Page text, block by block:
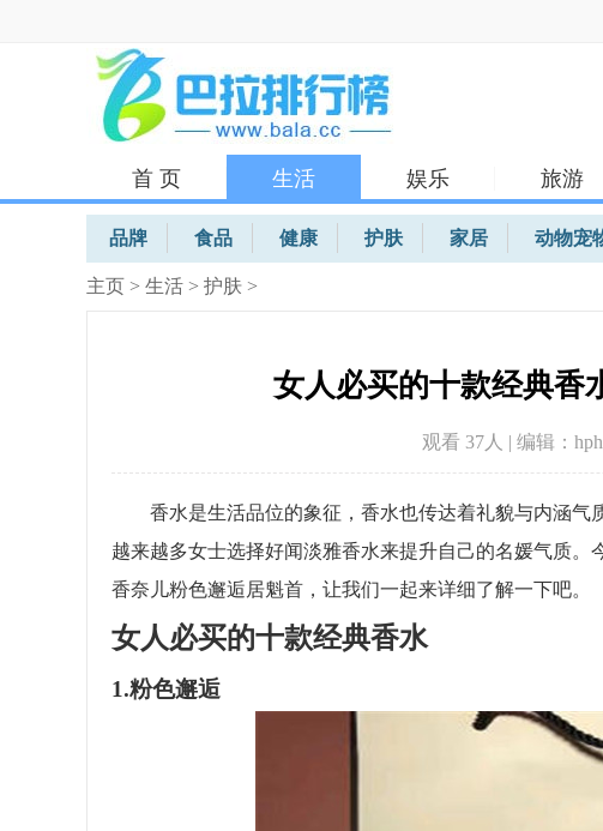
首 页 生活 娱乐 旅游
体育
品牌 食品 健康 护肤 家居 动物宠
主页 > 生活 > 护肤 >
女人必买的十款经典香
观看 37 人 | 编辑：
香水是生活品位的象征，香水也传达着礼貌与内涵气
越来越多女士选择好闻淡雅香水来提升自己的名媛气质
香奈儿粉色邂逅居魁首，让我们一起来详细了解一下吧。
女人必买的十款经典香水
1.粉色邂逅